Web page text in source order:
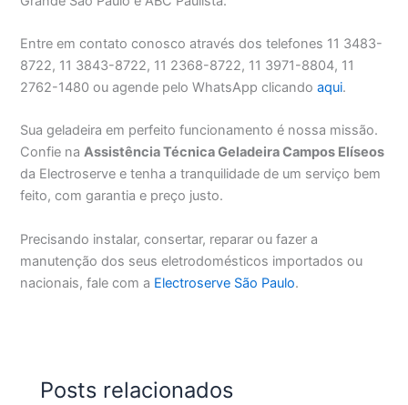
Entre em contato conosco através dos telefones 11 3483-
8722, 11 3843-8722, 11 2368-8722, 11 3971-8804, 11
2762-1480 ou agende pelo WhatsApp clicandoaqui.
Sua geladeira em perfeito funcionamento é nossa missão.
Confie naAssistência Técnica Geladeira Campos Elíseos
da Electroserve e tenha a tranquilidade de um serviço bem
feito, com garantia e preço justo.
Precisando instalar, consertar, reparar ou fazer a
manutenção dos seus eletrodomésticos importados ou
nacionais, fale com a Electroserve São Paulo.
Posts relacionados